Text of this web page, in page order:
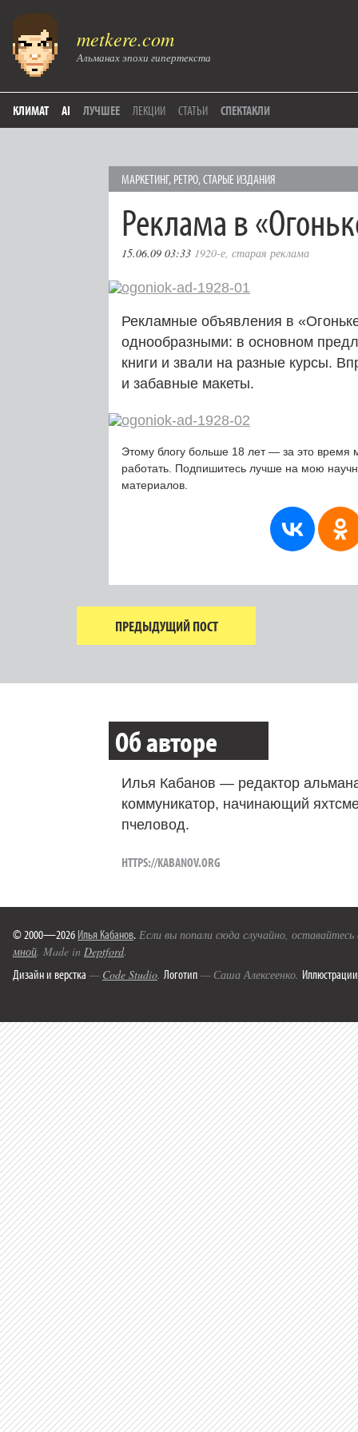
metkere.com
Альманах эпохи гипертекста
КЛИМАТ AI ЛУЧШЕЕ ЛЕКЦИИ СТАТЬИ СПЕКТАКЛИ
МАРКЕТИНГ, РЕТРО,СТАРЫЕ ИЗДАНИЯ
Реклама в
15.06.09 03:33 1920-е, старая реклама
Рекламные объявления в
однообразными: в основном
книги и звали на разные курсы.
и забавные макеты.
Этому блогу больше 18 лет — за это время
работать. Подпишитесь лучше на мою
материалов.
ПРЕДЫДУЩИЙ ПОСТ
Об авторе
Илья Кабанов — редактор
коммуникатор, начинающий
пчеловод.
HTTPS://KABANOV.ORG
© 2000—2026 Илья Кабанов. Если вы попали сюда случайно,
мной. Made in Deptford.
Дизайн и верстка — Code Studio. Логотип — Саша Алексеенко. Иллюстрации